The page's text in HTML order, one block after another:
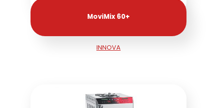
MoviMix 60+
INNOVA